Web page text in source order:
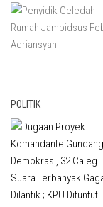
POLITIK